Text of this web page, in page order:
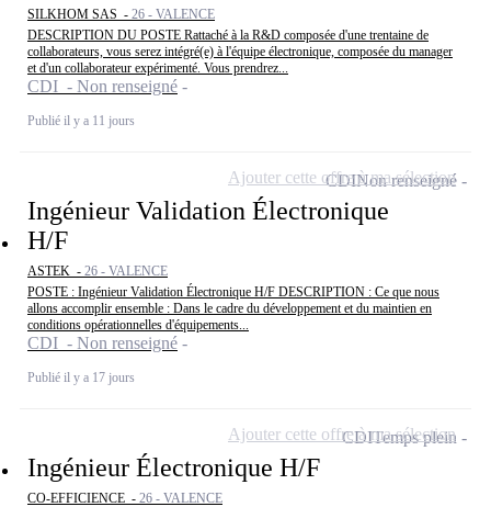
SILKHOM SAS - 26 - VALENCE
DESCRIPTION DU POSTE Rattaché à la R&D composée d'une trentaine de
collaborateurs, vous serez intégré(e) à l'équipe électronique, composée du manager
et d'un collaborateur expérimenté. Vous prendrez...
CDI - Non renseigné
Publié il y a 11 jours
Ingénieur Validation Électronique
H/F
ASTEK - 26 - VALENCE
POSTE : Ingénieur Validation Électronique H/F DESCRIPTION : Ce que nous
allons accomplir ensemble : Dans le cadre du développement et du maintien en
conditions opérationnelles d'équipements...
CDI - Non renseigné
Publié il y a 17 jours
CDINon renseigné
Ajouter cette offre à ma sélection
Ingénieur Électronique H/F
CO-EFFICIENCE - 26 - VALENCE
CDITemps plein
Ajouter cette offre à ma sélection